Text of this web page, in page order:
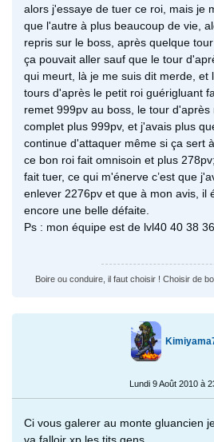
alors j'essaye de tuer ce roi, mais je
que l'autre à plus beaucoup de vie,
repris sur le boss, après quelque
ça pouvait aller sauf que le tour
qui meurt, là je me suis dit merde, et
tours d'après le petit roi guérigluant
remet 999pv au boss, le tour d'après
complet plus 999pv, et j'avais plus
continue d'attaquer même si ça sert
ce bon roi fait omnisoin et plus
fait tuer, ce qui m'énerve c’est que
enlever 2276pv et que à mon avis, il
encore une belle défaite.
Ps : mon équipe est de lvl40 40 38 36.
Boire ou conduire, il faut choisir ! Choisir de
Lundi 9 Août 2010 à
Ci vous galerer au monte gluancien